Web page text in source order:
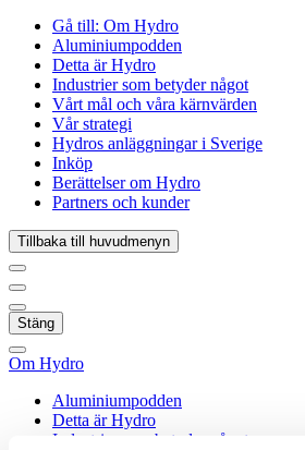
Gå till: Om Hydro
Aluminiumpodden
Detta är Hydro
Industrier som betyder något
Vårt mål och våra kärnvärden
Vår strategi
Hydros anläggningar i Sverige
Inköp
Berättelser om Hydro
Partners och kunder
Tillbaka till huvudmenyn
Stäng
Om Hydro
Aluminiumpodden
Detta är Hydro
Industrier som betyder något